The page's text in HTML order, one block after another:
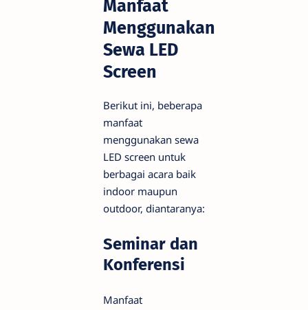
Manfaat
Menggunakan
Sewa LED
Screen
Berikut ini, beberapa
manfaat
menggunakan sewa
LED screen untuk
berbagai acara baik
indoor maupun
outdoor, diantaranya:
Seminar dan
Konferensi
Manfaat